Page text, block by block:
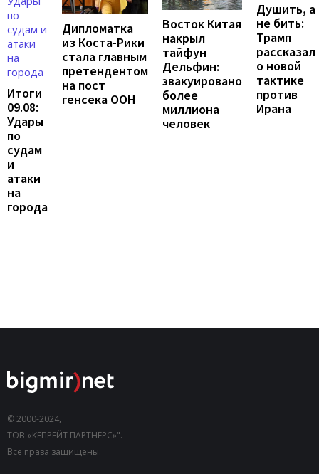
Итоги
09.08:
Удары
по
судам
и
атаки
на
города
Дипломатка
из Коста-Рики
стала главным
претендентом
на пост
генсека ООН
Восток Китая
накрыл
тайфун
Дельфин:
эвакуировано
более
миллиона
человек
Душить, а
не бить:
Трамп
рассказал
о новой
тактике
против
Ирана
© 2000-2024,
ТОВ «КЕПРЕЙТ ПАРТНЕРС»".
Все права защищены.